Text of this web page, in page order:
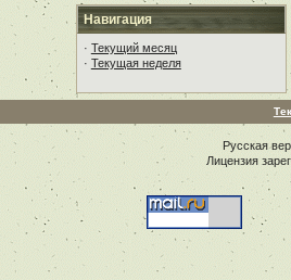
Навигация
· Текущий месяц
· Текущая неделя
Русская
Лицензия